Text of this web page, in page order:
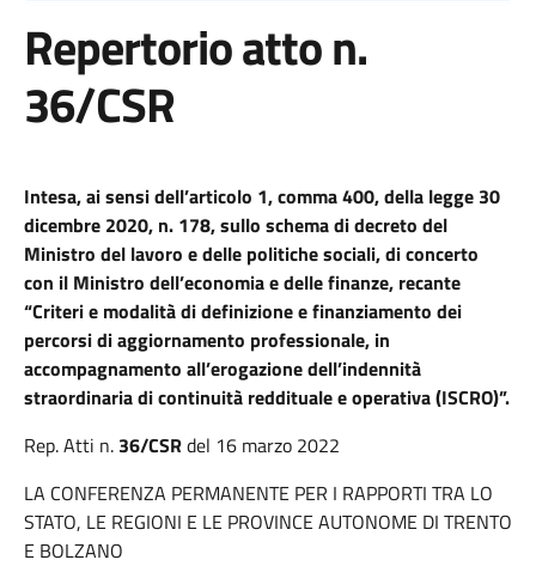
Repertorio atto n.
36/CSR
Intesa, ai sensi dell’articolo 1, comma 400, della legge 30
dicembre 2020, n. 178, sullo schema di decreto del
Ministro del lavoro e delle politiche sociali, di concerto
con il Ministro dell’economia e delle finanze, recante
“Criteri e modalità di definizione e finanziamento dei
percorsi di aggiornamento professionale, in
accompagnamento all’erogazione dell’indennità
straordinaria di continuità reddituale e operativa (ISCRO)”.
Rep. Atti n. 36/CSRdel 16 marzo 2022
LA CONFERENZA PERMANENTE PER I RAPPORTI TRA LO
STATO, LE REGIONI E LE PROVINCE AUTONOME DI TRENTO
E BOLZANO